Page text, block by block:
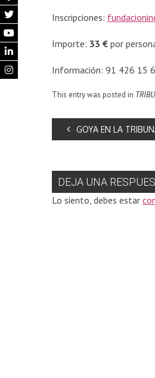
Inscripciones:
Importe: 33 € por
Información: 91 426 15
This entry was posted in
GOYA EN LA
DEJA UNA
Lo siento, debes estar